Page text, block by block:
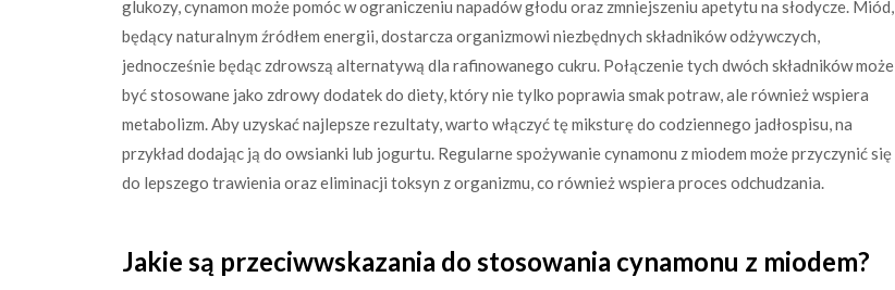
glukozy, cynamon może pomóc w ograniczeniu napadów głodu oraz zmniejszeniu apetytu na słodycze. Miód,
będący naturalnym źródłem energii, dostarcza organizmowi niezbędnych składników odżywczych,
jednocześnie będąc zdrowszą alternatywą dla rafinowanego cukru. Połączenie tych dwóch składników może
być stosowane jako zdrowy dodatek do diety, który nie tylko poprawia smak potraw, ale również wspiera
metabolizm. Aby uzyskać najlepsze rezultaty, warto włączyć tę miksturę do codziennego jadłospisu, na
przykład dodając ją do owsianki lub jogurtu. Regularne spożywanie cynamonu z miodem może przyczynić się
do lepszego trawienia oraz eliminacji toksyn z organizmu, co również wspiera proces odchudzania.
Jakie są przeciwwskazania do stosowania cynamonu z miodem?